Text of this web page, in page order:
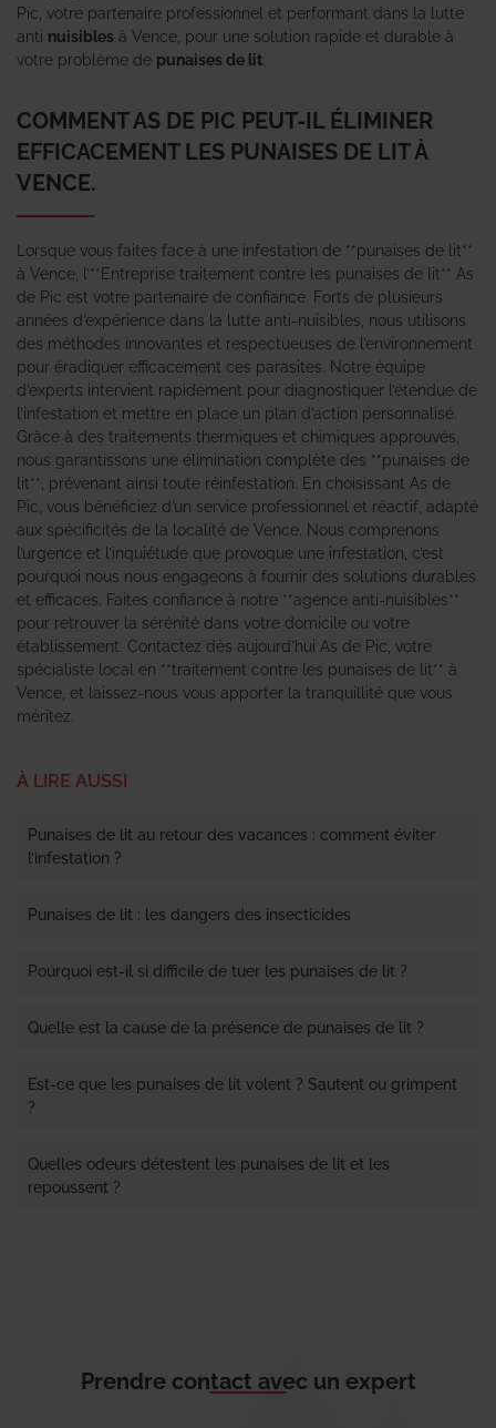
Pic, votre partenaire professionnel et performant dans la lutte
anti nuisibles à Vence, pour une solution rapide et durable à
votre problème de punaises de lit
COMMENT AS DE PIC PEUT-IL ÉLIMINER
EFFICACEMENT LES PUNAISES DE LIT À
VENCE.
Lorsque vous faites face à une infestation de **punaises de lit**
à Vence, l’**Entreprise traitement contre les punaises de lit** As
de Pic est votre partenaire de confiance. Forts de plusieurs
années d’expérience dans la lutte anti-nuisibles, nous utilisons
des méthodes innovantes et respectueuses de l’environnement
pour éradiquer efficacement ces parasites. Notre équipe
d’experts intervient rapidement pour diagnostiquer l’étendue de
l’infestation et mettre en place un plan d’action personnalisé.
Grâce à des traitements thermiques et chimiques approuvés,
nous garantissons une élimination complète des **punaises de
lit**, prévenant ainsi toute réinfestation. En choisissant As de
Pic, vous bénéficiez d’un service professionnel et réactif, adapté
aux spécificités de la localité de Vence. Nous comprenons
l’urgence et l’inquiétude que provoque une infestation, c’est
pourquoi nous nous engageons à fournir des solutions durables
et efficaces. Faites confiance à notre **agence anti-nuisibles**
pour retrouver la sérénité dans votre domicile ou votre
établissement. Contactez dès aujourd’hui As de Pic, votre
spécialiste local en **traitement contre les punaises de lit** à
Vence, et laissez-nous vous apporter la tranquillité que vous
méritez.
À LIRE AUSSI
Punaises de lit au retour des vacances : comment éviter
l’infestation ?
Punaises de lit : les dangers des insecticides
Pourquoi est-il si difficile de tuer les punaises de lit ?
Quelle est la cause de la présence de punaises de lit ?
Est-ce que les punaises de lit volent ? Sautent ou grimpent
?
Quelles odeurs détestent les punaises de lit et les
repoussent ?
Prendre contact avec un expert